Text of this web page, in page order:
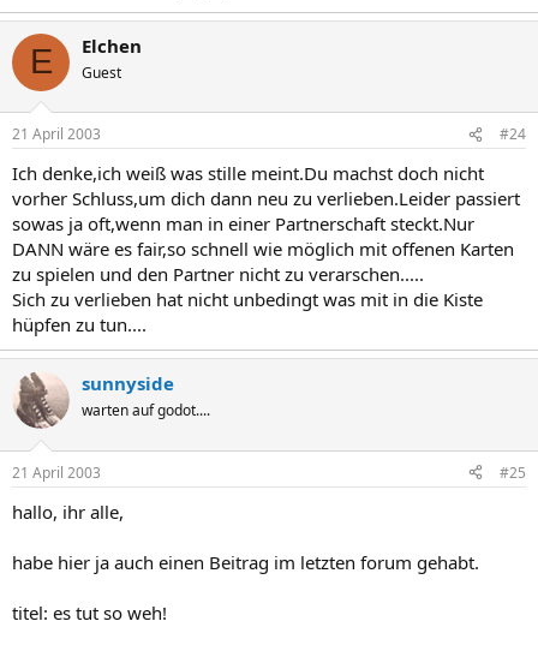
E Elchen
Guest
21 April 2003 #24
Ich denke,ich weiß was stille meint.Du machst doch nicht
vorher Schluss,um dich dann neu zu verlieben.Leider passiert
sowas ja oft,wenn man in einer Partnerschaft steckt.Nur
DANN wäre es fair,so schnell wie möglich mit offenen Karten
zu spielen und den Partner nicht zu verarschen.....
Sich zu verlieben hat nicht unbedingt was mit in die Kiste
hüpfen zu tun....
sunnyside
warten auf godot....
21 April 2003 #25
hallo, ihr alle,
habe hier ja auch einen Beitrag im letzten forum gehabt.
titel: es tut so weh!